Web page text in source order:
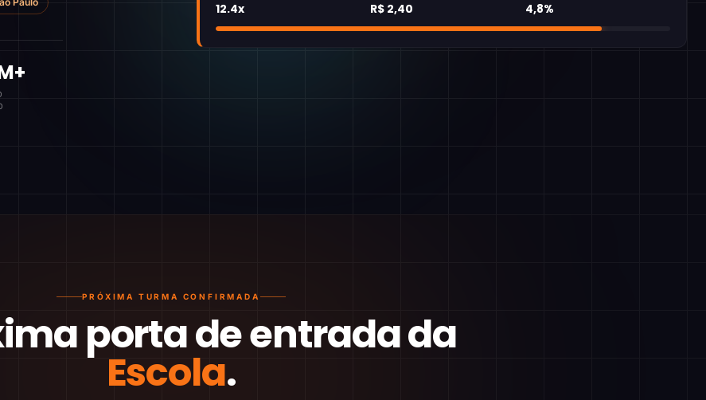
12.4x R$ 2,40 4,8%
PRÓXIMA TURMA CONFIRMADA
porta de entrada da
Escola.